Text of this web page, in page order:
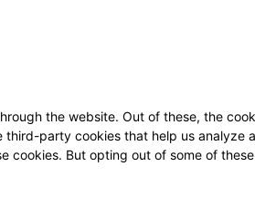
the website. Out of these, the
party cookies that help us
cookies. But opting out of some of